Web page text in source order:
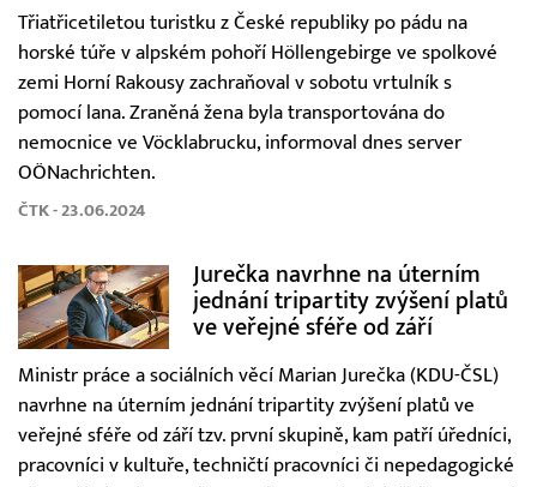
Třiatřicetiletou turistku z České republiky po pádu na
horské túře v alpském pohoří Höllengebirge ve spolkové
zemi Horní Rakousy zachraňoval v sobotu vrtulník s
pomocí lana. Zraněná žena byla transportována do
nemocnice ve Vöcklabrucku, informoval dnes server
OÖNachrichten.
ČTK - 23.06.2024
Jurečka navrhne na úterním
jednání tripartity zvýšení platů
ve veřejné sféře od září
Ministr práce a sociálních věcí Marian Jurečka (KDU-ČSL)
navrhne na úterním jednání tripartity zvýšení platů ve
veřejné sféře od září tzv. první skupině, kam patří úředníci,
pracovníci v kultuře, techničtí pracovníci či nepedagogické